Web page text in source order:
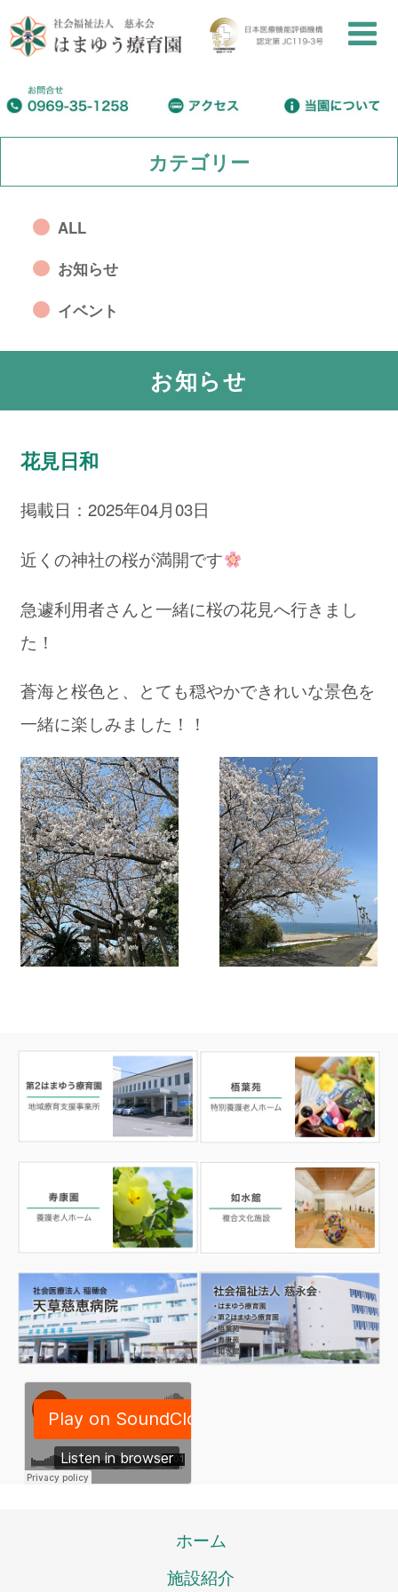
カテゴリー
ALL
お知らせ
イベント
お知らせ
花見日和
掲載日：2025年04月03日
近くの神社の桜が満開です
急遽利用者さんと一緒に桜の花見へ行きまし
た！
蒼海と桜色と、とても穏やかできれいな景色を
一緒に楽しみました！！
ホーム
施設紹介